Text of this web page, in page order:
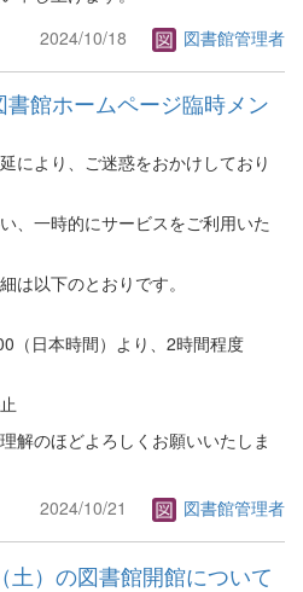
2024/10/18
図書館管理者
書館ホームページ臨時メン
により、ご迷惑をおかけしており
、一時的にサービスをご利用いた
は以下のとおりです。
（日本時間）より、2時間程度
解のほどよろしくお願いいたしま
2024/10/21
図書館管理者
土）の図書館開館について